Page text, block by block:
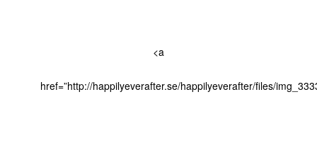
<a
href=”http://happilyeverafter.se/happilyeverafter/files/